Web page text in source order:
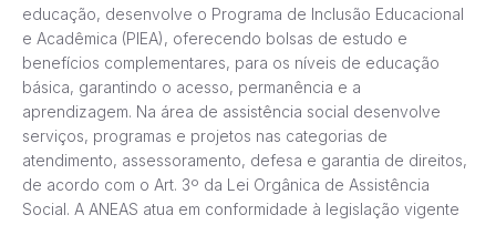
educação, desenvolve o Programa de Inclusão Educacional
e Acadêmica (PIEA), oferecendo bolsas de estudo e
benefícios complementares, para os níveis de educação
básica, garantindo o acesso, permanência e a
aprendizagem. Na área de assistência social desenvolve
serviços, programas e projetos nas categorias de
atendimento, assessoramento, defesa e garantia de direitos,
de acordo com o Art. 3º da Lei Orgânica de Assistência
Social. A ANEAS atua em conformidade à legislação vigente